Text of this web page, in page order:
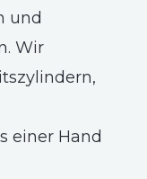
und
Wir
einer Hand